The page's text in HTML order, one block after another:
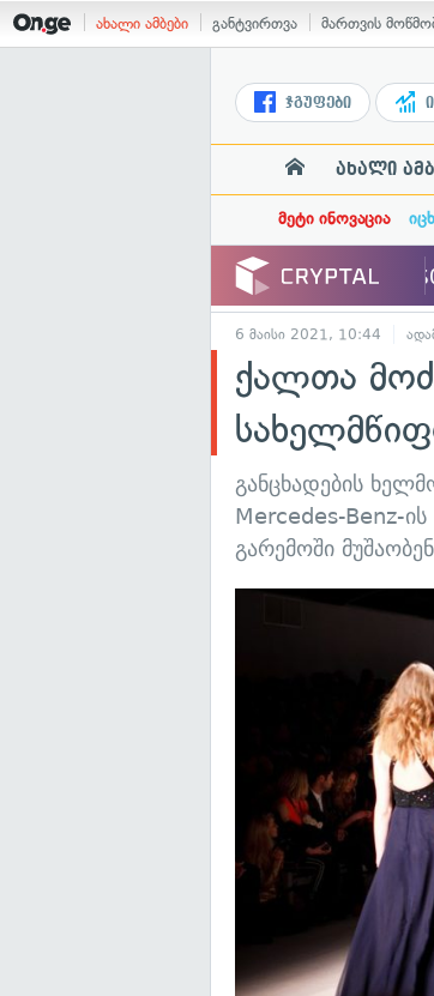
ახალი ამბები განტვირთვა მართვის
ჯგუფები
ახალი
მეტი ინოვაცია
6 მაისი 2021, 10:44
ქალთა
განცხადების
Mercedes-Benz-
გარემოში